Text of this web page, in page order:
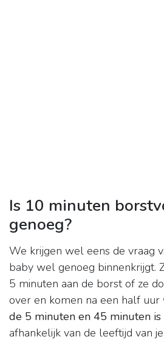
Is 10 minuten
genoeg?
We krijgen wel eens de vraag
baby wel genoeg binnenkrijgt.
5 minuten aan de borst of ze
over en komen na een half uur
de 5 minuten en 45 minuten
afhankelijk van de leeftijd van